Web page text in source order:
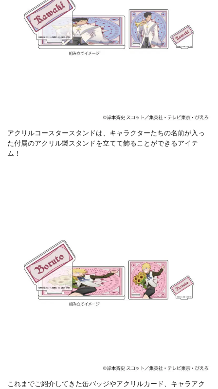
アクリルコースタースタンドは、キャラクターたちの名前が入っ
た付属のアクリル製スタンドを立てて飾ることができるアイテ
ム！
これまでご紹介してきた缶バッジやアクリルカード、キャラアク